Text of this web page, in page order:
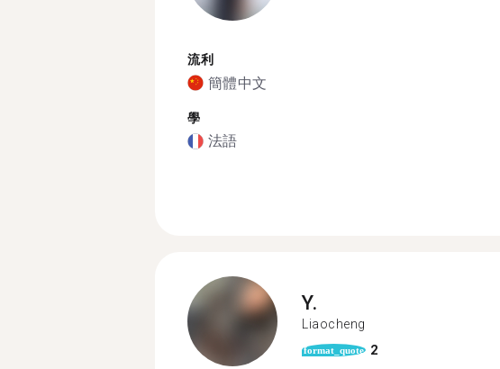
流利
簡體中文
學
法語
Y.
Liaocheng
format_quote 2